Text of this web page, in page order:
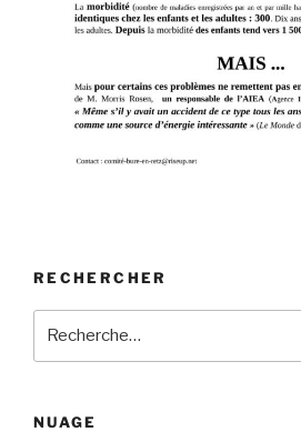
RECHERCHER
NUAGE